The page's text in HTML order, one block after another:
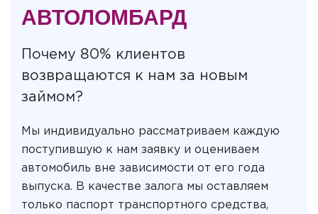
АВТОЛОМБАРД
Почему 80% клиентов
возвращаются к нам за новым
займом?
Мы индивидуально рассматриваем каждую
поступившую к нам заявку и оцениваем
автомобиль вне зависимости от его года
выпуска. В качестве залога мы оставляем
только паспорт транспортного средства,